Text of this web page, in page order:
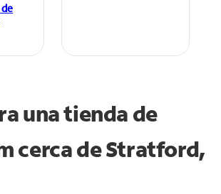
una tienda de
cerca de Stratford,